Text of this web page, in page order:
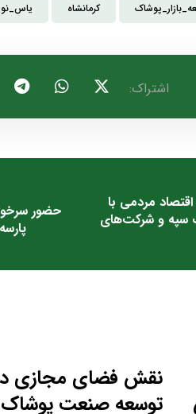
کرمانشاه
مردمی با
سپه و شرکت‌های
حضور
نقش فضای مجازی
توسعه صنعت